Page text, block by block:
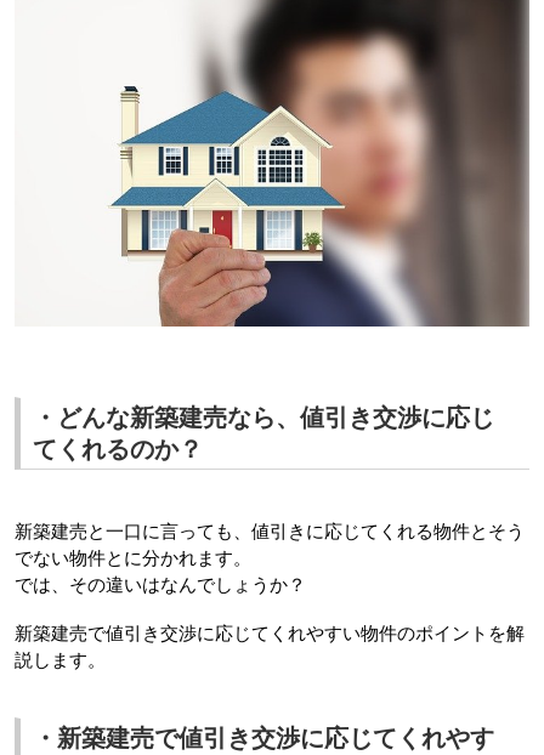
・どんな新築建売なら、値引き交渉に応じ
てくれるのか？
新築建売と一口に言っても、値引きに応じてくれる物件とそう
でない物件とに分かれます。
では、その違いはなんでしょうか？
新築建売で値引き交渉に応じてくれやすい物件のポイントを解
説します。
・新築建売で値引き交渉に応じてくれやす